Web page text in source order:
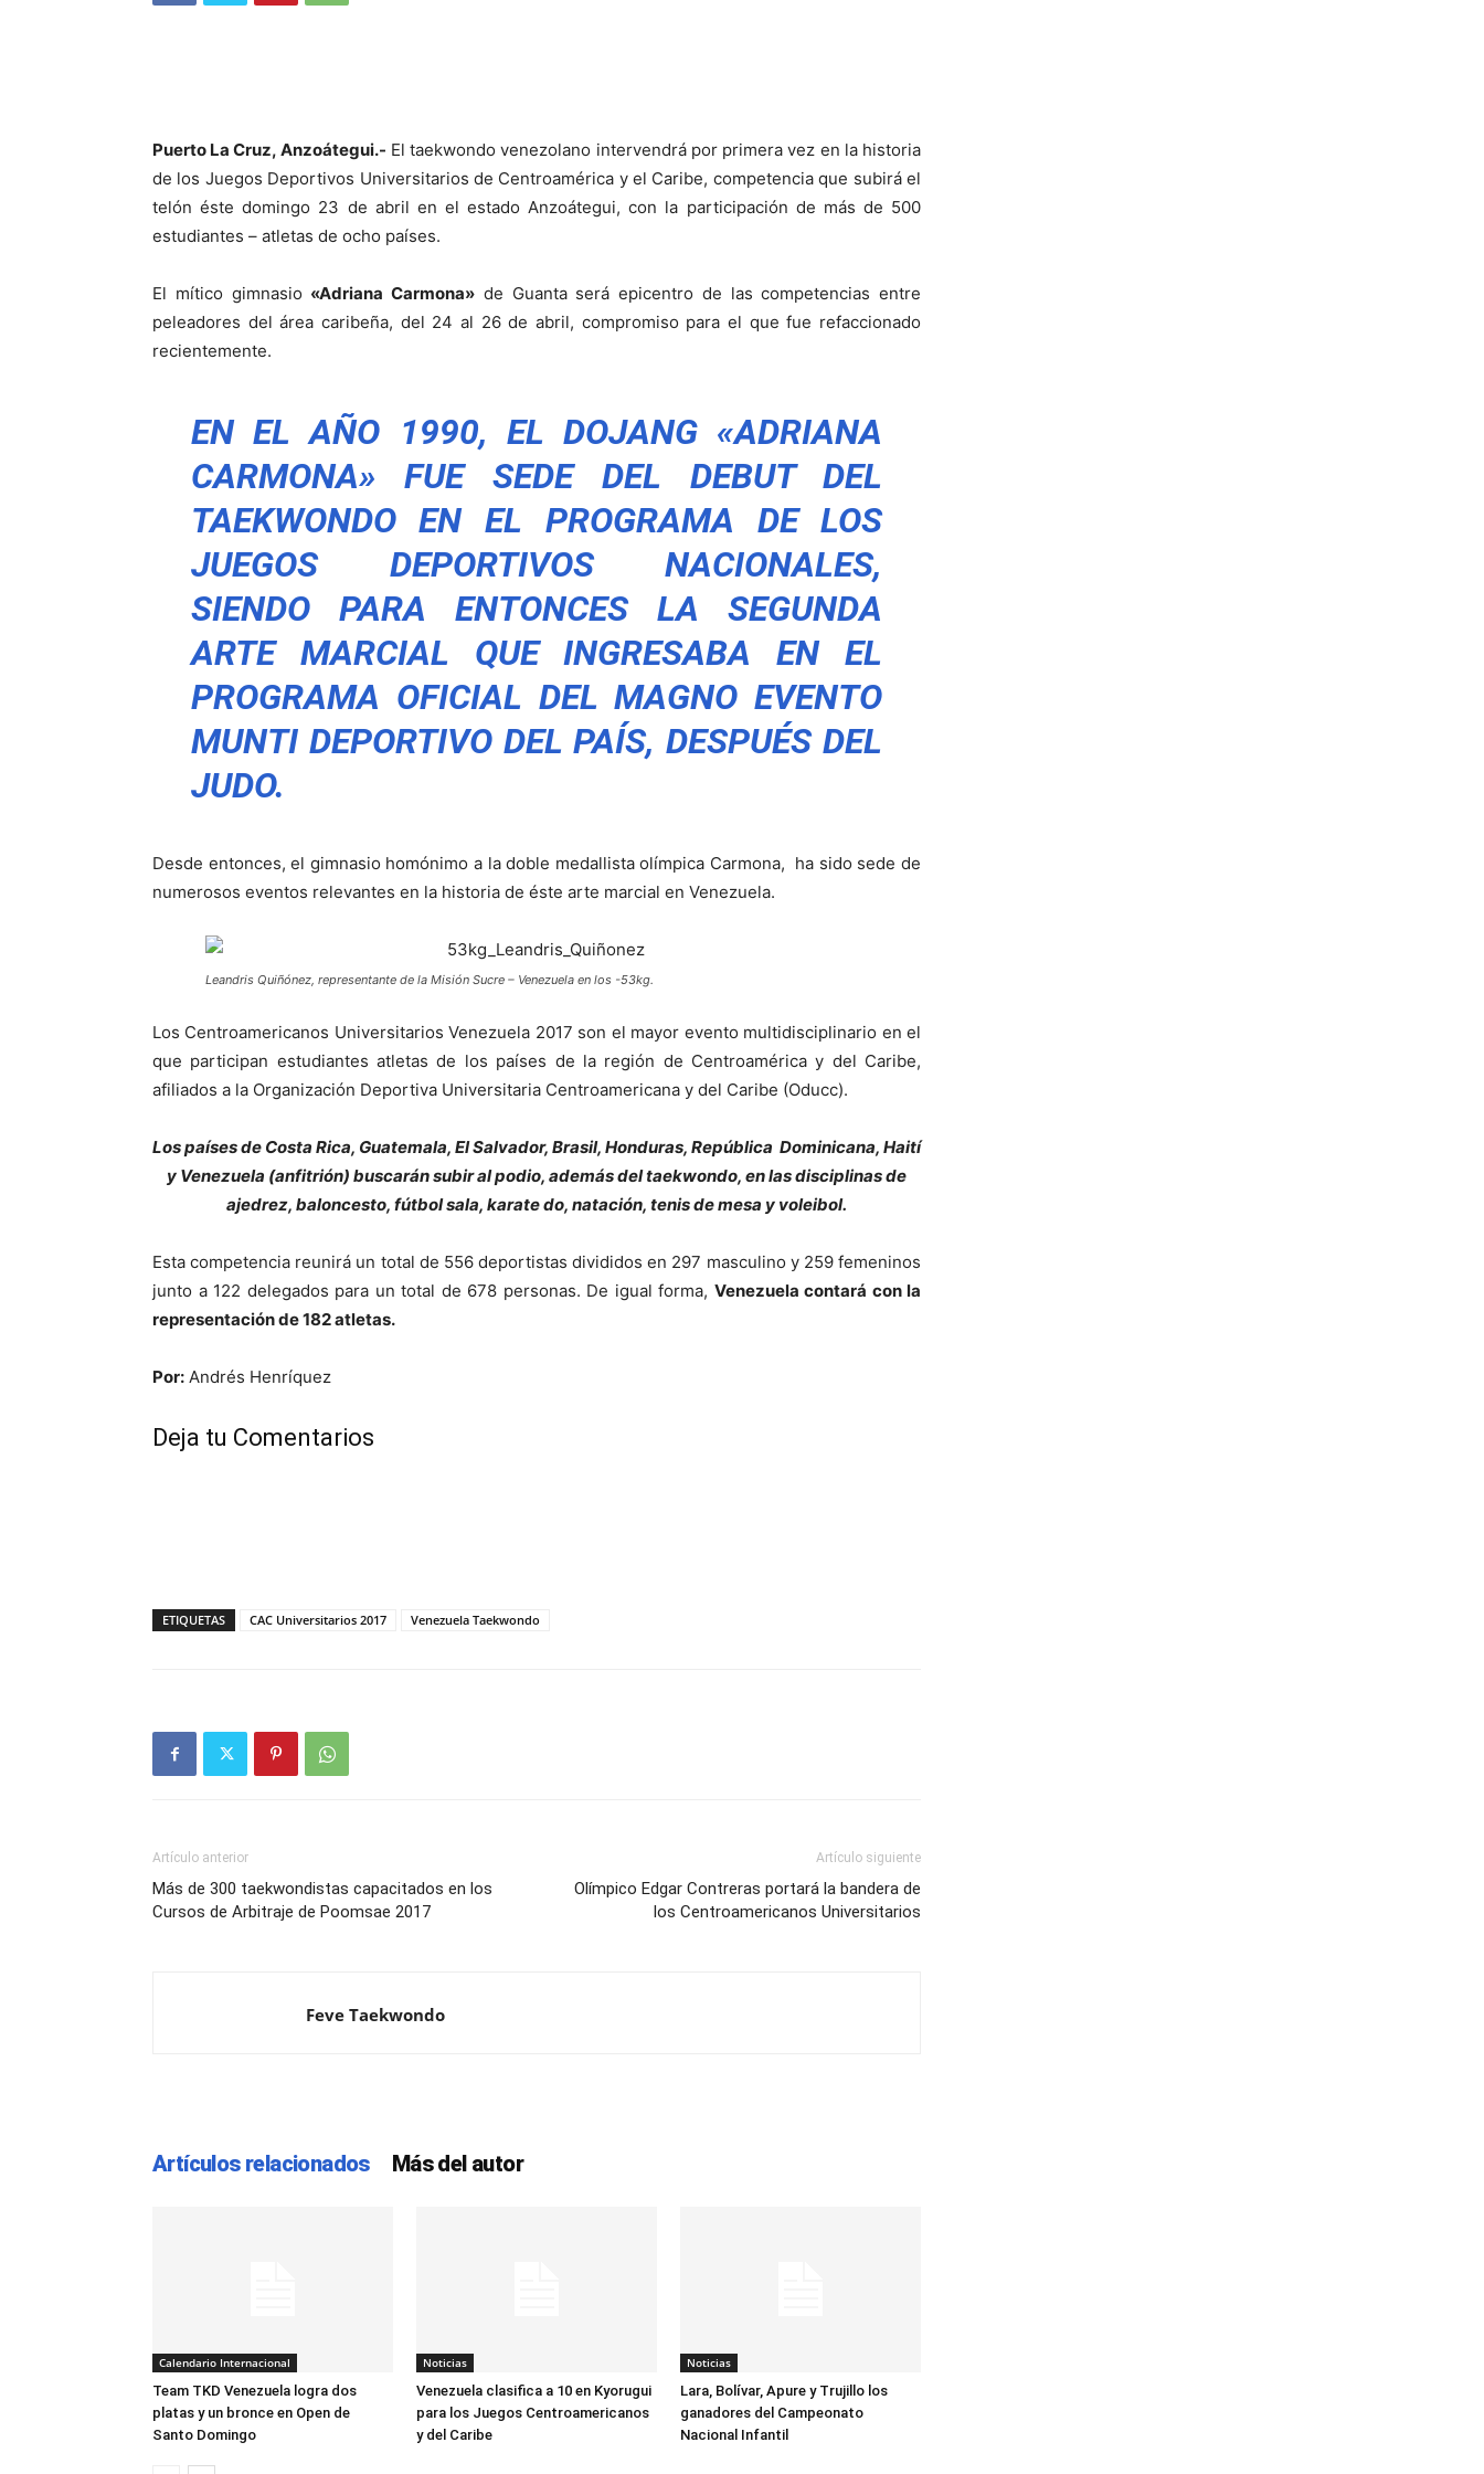
Puerto La Cruz, Anzoátegui.- El taekwondo venezolano intervendrá por primera vez en la historia
de los Juegos Deportivos Universitarios de Centroamérica y el Caribe, competencia que subirá el
telón éste domingo 23 de abril en el estado Anzoátegui, con la participación de más de 500
estudiantes – atletas de ocho países.
El mítico gimnasio «Adriana Carmona» de Guanta será epicentro de las competencias entre
peleadores del área caribeña, del 24 al 26 de abril, compromiso para el que fue refaccionado
recientemente.
EN EL AÑO 1990, EL DOJANG «ADRIANA
CARMONA» FUE SEDE DEL DEBUT DEL
TAEKWONDO EN EL PROGRAMA DE LOS
JUEGOS DEPORTIVOS NACIONALES,
SIENDO PARA ENTONCES LA SEGUNDA
ARTE MARCIAL QUE INGRESABA EN EL
PROGRAMA OFICIAL DEL MAGNO EVENTO
MUNTI DEPORTIVO DEL PAÍS, DESPUÉS DEL
JUDO.
Desde entonces, el gimnasio homónimo a la doble medallista olímpica Carmona, ha sido sede de
numerosos eventos relevantes en la historia de éste arte marcial en Venezuela.
Leandris Quiñónez, representante de la Misión Sucre – Venezuela en los -53kg.
Los Centroamericanos Universitarios Venezuela 2017 son el mayor evento multidisciplinario en el
que participan estudiantes atletas de los países de la región de Centroamérica y del Caribe,
afiliados a la Organización Deportiva Universitaria Centroamericana y del Caribe (Oducc).
Los países de Costa Rica, Guatemala, El Salvador, Brasil, Honduras, República Dominicana, Haití
y Venezuela (anfitrión) buscarán subir al podio, además del taekwondo, en las disciplinas de
ajedrez, baloncesto, fútbol sala, karate do, natación, tenis de mesa y voleibol.
Esta competencia reunirá un total de 556 deportistas divididos en 297 masculino y 259 femeninos
junto a 122 delegados para un total de 678 personas. De igual forma, Venezuela contará con la
representación de 182 atletas.
Por: Andrés Henríquez
Deja tu Comentarios
ETIQUETAS CAC Universitarios 2017 Venezuela Taekwondo
Artículo anterior
Más de 300 taekwondistas capacitados en los
Cursos de Arbitraje de Poomsae 2017
Artículo siguiente
Olímpico Edgar Contreras portará la bandera de
los Centroamericanos Universitarios
Feve Taekwondo
Artículos relacionados Más del autor
Calendario Internacional
Team TKD Venezuela logra dos
platas y un bronce en Open de
Santo Domingo
Noticias
Venezuela clasifica a 10 en Kyorugui
para los Juegos Centroamericanos
y del Caribe
Noticias
Lara, Bolívar, Apure y Trujillo los
ganadores del Campeonato
Nacional Infantil